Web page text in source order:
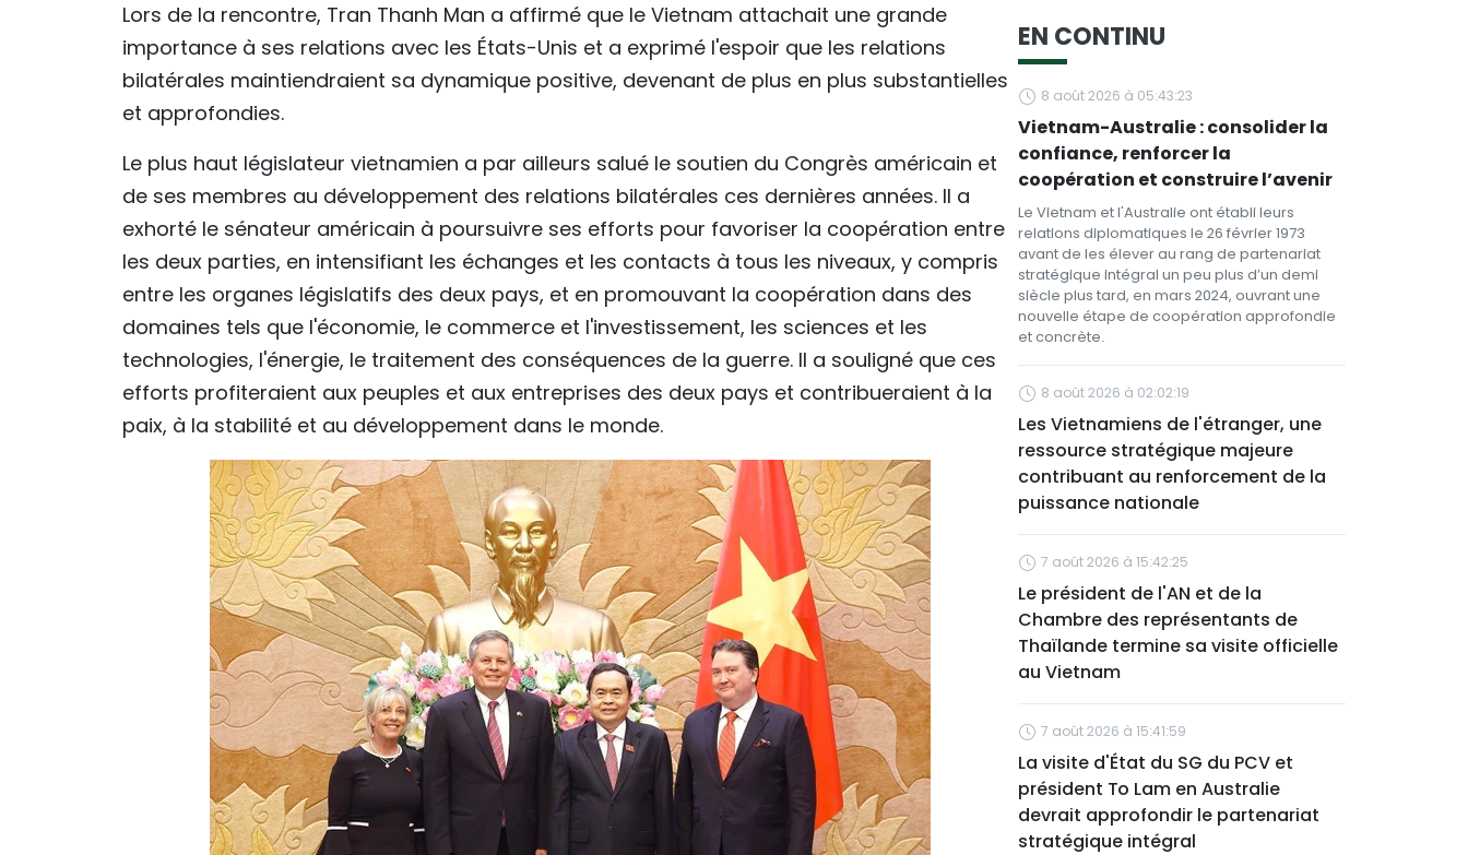
Lors de la rencontre, Tran Thanh Man a affirmé que le Vietnam attachait une grande
importance à ses relations avec les États-Unis et a exprimé l'espoir que les relations
bilatérales maintiendraient sa dynamique positive, devenant de plus en plus substantielles
et approfondies.
Le plus haut législateur vietnamien a par ailleurs salué le soutien du Congrès américain et
de ses membres au développement des relations bilatérales ces dernières années. Il a
exhorté le sénateur américain à poursuivre ses efforts pour favoriser la coopération entre
les deux parties, en intensifiant les échanges et les contacts à tous les niveaux, y compris
entre les organes législatifs des deux pays, et en promouvant la coopération dans des
domaines tels que l'économie, le commerce et l'investissement, les sciences et les
technologies, l'énergie, le traitement des conséquences de la guerre. Il a souligné que ces
efforts profiteraient aux peuples et aux entreprises des deux pays et contribueraient à la
paix, à la stabilité et au développement dans le monde.
EN CONTINU
8 août 2026 à 05:43:23
Vietnam-Australie : consolider la
confiance, renforcer la
coopération et construire l’avenir
Le Vietnam et l'Australie ont établi leurs
relations diplomatiques le 26 février 1973
avant de les élever au rang de partenariat
stratégique intégral un peu plus d’un demi
siècle plus tard, en mars 2024, ouvrant une
nouvelle étape de coopération approfondie
et concrète.
8 août 2026 à 02:02:19
Les Vietnamiens de l'étranger, une
ressource stratégique majeure
contribuant au renforcement de la
puissance nationale
7 août 2026 à 15:42:25
Le président de l'AN et de la
Chambre des représentants de
Thaïlande termine sa visite officielle
au Vietnam
7 août 2026 à 15:41:59
La visite d'État du SG du PCV et
président To Lam en Australie
devrait approfondir le partenariat
stratégique intégral